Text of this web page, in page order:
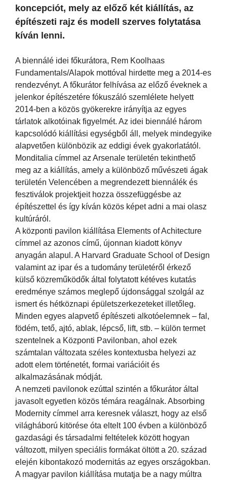
koncepciót, mely az előző két kiállítás, az
építészeti rajz és modell szerves folytatása
kíván lenni.
A biennálé idei főkurátora, Rem Koolhaas
Fundamentals/Alapok mottóval hirdette meg a 2014-es
rendezvényt. A főkurátor felhívása az előző éveknek a
jelenkor építészetére fókuszáló szemlélete helyett
2014-ben a közös gyökerekre irányítja az egyes
tárlatok alkotóinak figyelmét. Az idei biennálé három
kapcsolódó kiállítási egységből áll, melyek mindegyike
alapvetően különbözik az eddigi évek gyakorlatától.
Monditalia címmel az Arsenale területén tekinthető
meg az a kiállítás, amely a különböző művészeti ágak
területén Velencében a megrendezett biennálék és
fesztiválok projektjeit hozza összefüggésbe az
építészettel és így kíván közös képet adni a mai olasz
kultúráról.
A központi pavilon kiállítása Elements of Achitecture
címmel az azonos című, újonnan kiadott könyv
anyagán alapul. A Harvard Graduate School of Design
valamint az ipar és a tudomány területéről érkező
külső közreműködők által folytatott kétéves kutatás
eredménye számos meglepő újdonsággal szolgál az
ismert és hétköznapi épületszerkezeteket illetőleg.
Minden egyes alapvető építészeti alkotóelemnek – fal,
födém, tető, ajtó, ablak, lépcső, lift, stb. – külön termet
szentelnek a Központi Pavilonban, ahol ezek
számtalan változata széles kontextusba helyezi az
adott elem történetét, formai variációit és
alkalmazásának módját.
A nemzeti pavilonok ezúttal szintén a főkurátor által
javasolt egyetlen közös témára reagálnak. Absorbing
Modernity címmel arra keresnek választ, hogy az első
világháború kitörése óta eltelt 100 évben a különböző
gazdasági és társadalmi feltételek között hogyan
változott, milyen speciális formákat öltött a 20. század
elején kibontakozó modernitás az egyes országokban.
A magyar pavilon kiállítása mutatja be a nagy múltra